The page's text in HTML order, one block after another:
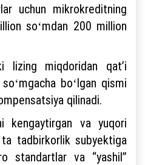
uchun mikrokreditning
soʻmdan 200 million
lizing miqdoridan qatʼi
boʻlgan qismi
qilinadi.
kengaytirgan va yuqori
tadbirkorlik subyektiga
standartlar va “yashil”